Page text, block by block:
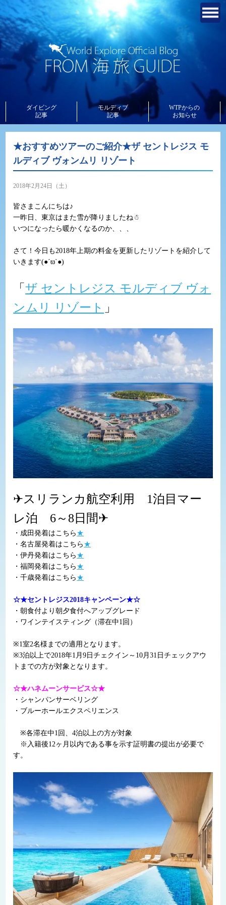
ダイビング
記事
モルディブ
記事
WTPからの
お知らせ
★おすすめツアーのご紹介★ザ セントレジス モ
ルディブ ヴォンムリ リゾート
2018年2月24日（土）
皆さまこんにちは♪
一昨日、東京はまた雪が降りましたね☃
いつになったら暖かくなるのか、、、
さて！今日も2018年上期の料金を更新したリゾートを紹介して
いきます(●´ϖ`●)
「ザ セントレジス モルディブ ヴォ
ンムリ リゾート 」
✈スリランカ航空利用 1泊目マー
レ泊 6～8日間✈
・成田発着はこちら ★
・名古屋発着はこちら ★
・伊丹発着はこちら ★
・福岡発着はこちら ★
・千歳発着はこちら ★
☆★セントレジス2018キャンペーン★☆
・朝食付より朝夕食付へアップグレード
・ワインテイスティング（滞在中1回）
※1室2名様までの適用となります。
※3泊以上で2018年1月9日チェクイン～10月31日チェックアウ
トまでの方が対象となります。
☆★ハネムーンサービス☆★
・シャンパンサーベリング
・ブルーホールエクスペリエンス
※各滞在中1回、4泊以上の方が対象
※入籍後12ヶ月以内である事を示す証明書の提出が必要で
す。